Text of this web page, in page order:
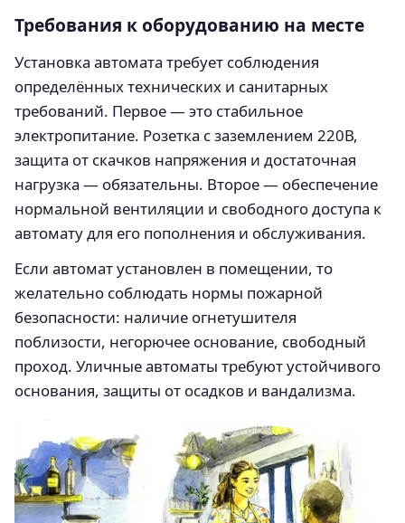
Требования к оборудованию на месте
Установка автомата требует соблюдения
определённых технических и санитарных
требований. Первое — это стабильное
электропитание. Розетка с заземлением 220В,
защита от скачков напряжения и достаточная
нагрузка — обязательны. Второе — обеспечение
нормальной вентиляции и свободного доступа к
автомату для его пополнения и обслуживания.
Если автомат установлен в помещении, то
желательно соблюдать нормы пожарной
безопасности: наличие огнетушителя
поблизости, негорючее основание, свободный
проход. Уличные автоматы требуют устойчивого
основания, защиты от осадков и вандализма.